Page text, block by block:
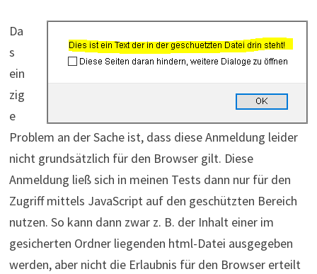
Da
s
ein
zig
e
Problem an der Sache ist, dass diese Anmeldung leider
nicht grundsätzlich für den Browser gilt. Diese
Anmeldung ließ sich in meinen Tests dann nur für den
Zugriff mittels JavaScript auf den geschützten Bereich
nutzen. So kann dann zwar z. B. der Inhalt einer im
gesicherten Ordner liegenden html-Datei ausgegeben
werden, aber nicht die Erlaubnis für den Browser erteilt